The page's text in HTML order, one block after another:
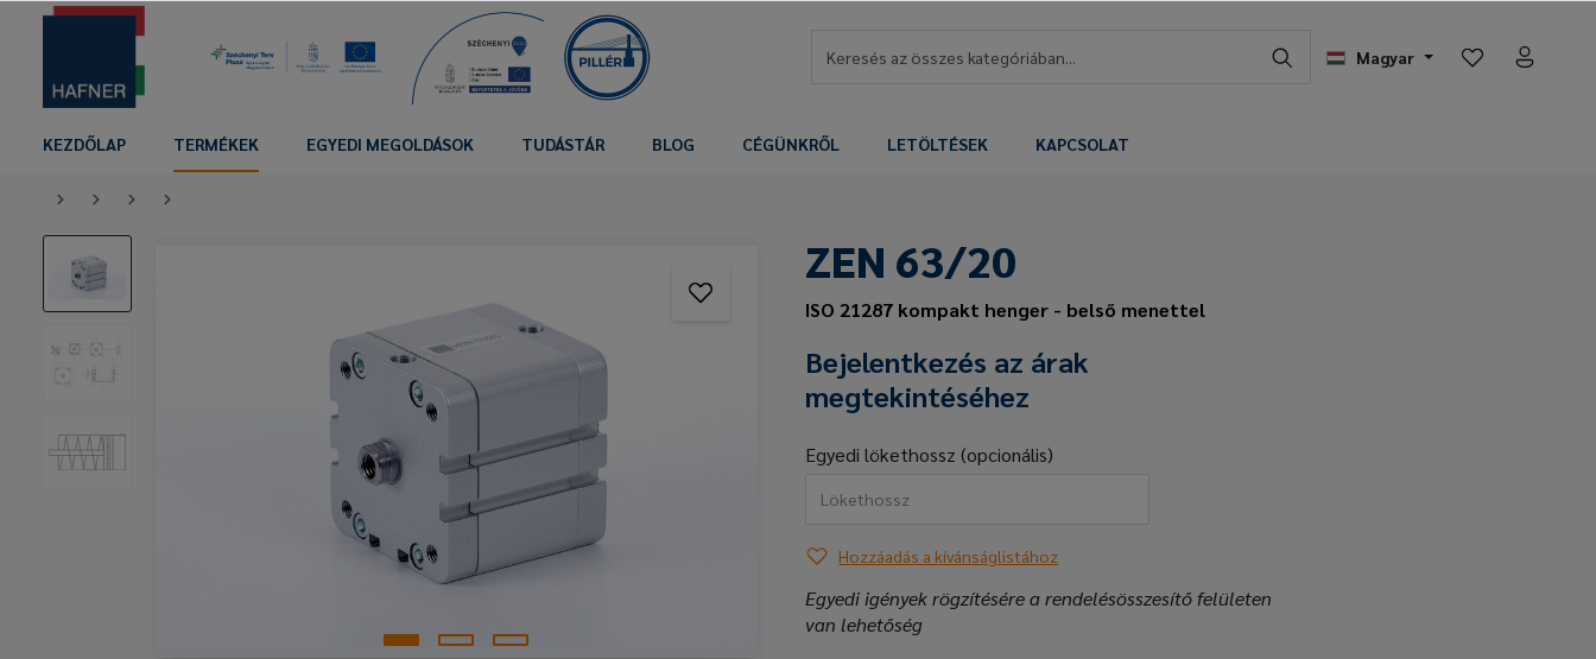
Magyar
KEZDŐLAP TERMÉKEK EGYEDI MEGOLDÁSOK TUDÁSTÁR BLOG CÉGÜNKRŐL LETÖLTÉSEK KAPCSOLAT
ZEN 63/20
ISO 21287 kompakt henger - belső menettel
Bejelentkezés az árak
megtekintéséhez
Egyedi lökethossz (opcionális)
Hozzáadás a kívánságlistához
Egyedi igények rögzítésére a rendelésösszesítő felületen
van lehetőség